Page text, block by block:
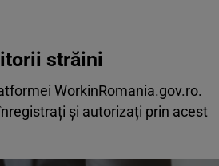
străini
WorkinRomania.gov.ro.
și autorizați prin acest